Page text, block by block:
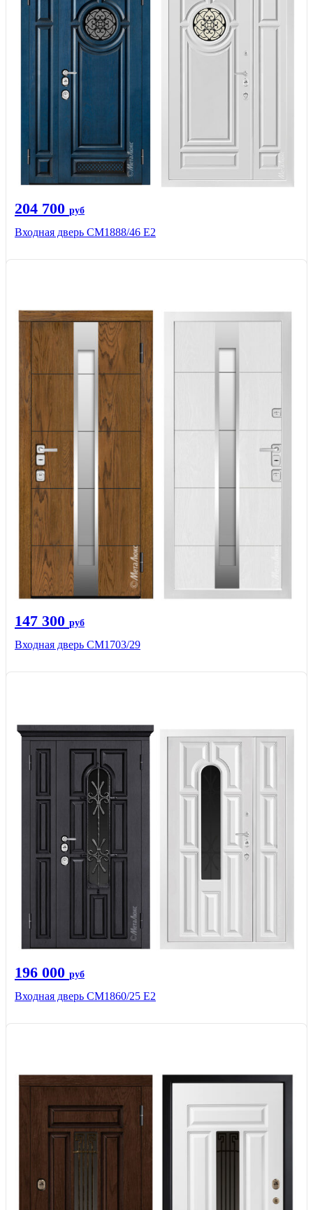
204 700 руб
Входная дверь СМ1888/46 Е2
147 300 руб
Входная дверь СМ1703/29
196 000 руб
Входная дверь СМ1860/25 Е2